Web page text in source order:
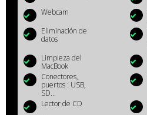
Webcam
Eliminación de
datos
Limpieza del
MacBook
Conectores,
puertos : USB,
SD...
Lector de CD